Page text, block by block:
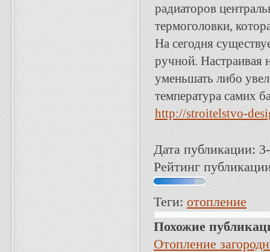
радиаторов
термоголовки,
На сегодня
ручной. Настраивая
уменьшать либо
температура самих
http://stroitelstvo-
Дата публикации:
Рейтинг
Теги: отопление
Похожие
Отопление